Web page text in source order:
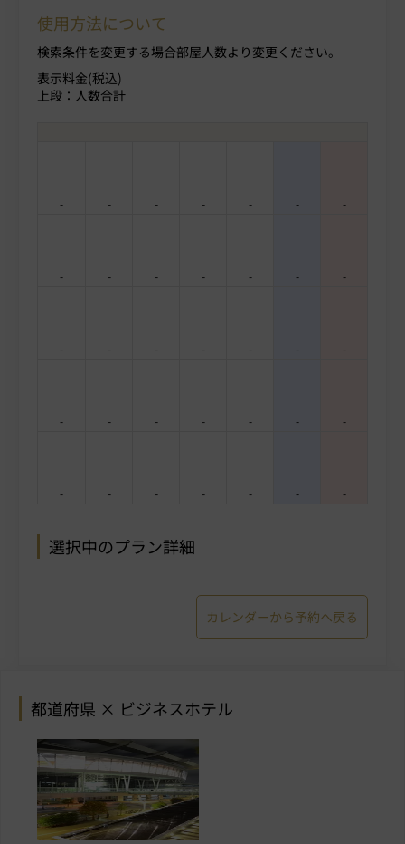
使用方法について
検索条件を変更する場合部屋人数より変更ください。
表示料金(税込)
上段：人数合計
- - - - - - -
- - - - - - -
- - - - - - -
- - - - - - -
- - - - - - -
選択中のプラン詳細
カレンダーから予約へ戻る
都道府県 × ビジネスホテル